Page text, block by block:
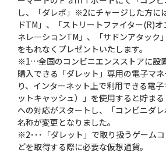
し、「ダレポ」※2にチャージした方に
ドTM」、「ストリートファイター(R)
ネレーションTM」、「サドンアタック
をもれなくプレゼントいたします。
※1…全国のコンビニエンスストアに設
購入できる「ダレット」専用の電子マ
り、インターネット上で利用できる電
ットキャッシュ）」を使用すると貯まる
への対応がスタートし、「コンビニダ
名称が変更となりました。
※2･･･「ダレット」で取り扱うゲーム
どを取得する際に必要な仮想通貨。